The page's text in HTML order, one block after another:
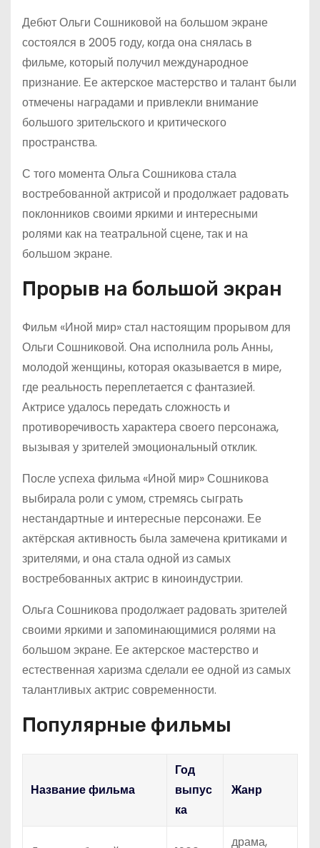
Дебют Ольги Сошниковой на большом экране
состоялся в 2005 году, когда она снялась в
фильме, который получил международное
признание. Ее актерское мастерство и талант были
отмечены наградами и привлекли внимание
большого зрительского и критического
пространства.
С того момента Ольга Сошникова стала
востребованной актрисой и продолжает радовать
поклонников своими яркими и интересными
ролями как на театральной сцене, так и на
большом экране.
Прорыв на большой экран
Фильм «Иной мир» стал настоящим прорывом для
Ольги Сошниковой. Она исполнила роль Анны,
молодой женщины, которая оказывается в мире,
где реальность переплетается с фантазией.
Актрисе удалось передать сложность и
противоречивость характера своего персонажа,
вызывая у зрителей эмоциональный отклик.
После успеха фильма «Иной мир» Сошникова
выбирала роли с умом, стремясь сыграть
нестандартные и интересные персонажи. Ее
актёрская активность была замечена критиками и
зрителями, и она стала одной из самых
востребованных актрис в киноиндустрии.
Ольга Сошникова продолжает радовать зрителей
своими яркими и запоминающимися ролями на
большом экране. Ее актерское мастерство и
естественная харизма сделали ее одной из самых
талантливых актрис современности.
Популярные фильмы
Название фильма
Год
выпус
ка
Жанр
драма,